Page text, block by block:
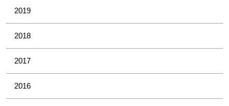
2019
2018
2017
2016